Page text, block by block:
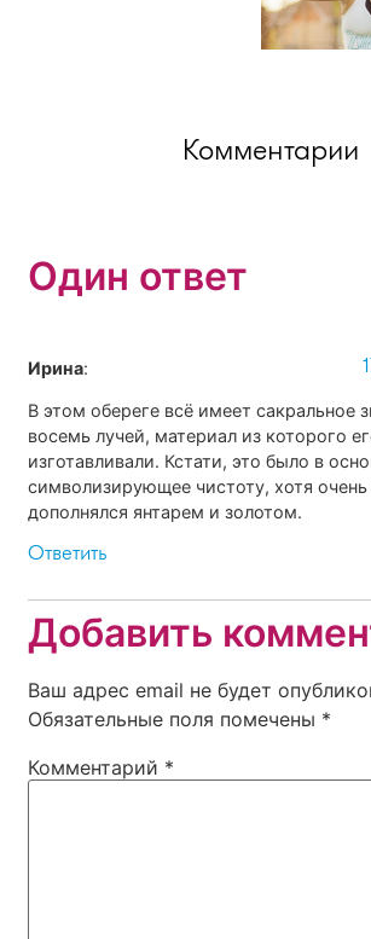
Комментарии
Один ответ
Ирина:
В этом обереге всё имеет сакральное
восемь лучей, материал из которого
изготавливали. Кстати, это было в
символизирующее чистоту, хотя очень
дополнялся янтарем и золотом.
Ответить
Добавить
Ваш адрес email не будет
Обязательные поля помечены *
Комментарий *